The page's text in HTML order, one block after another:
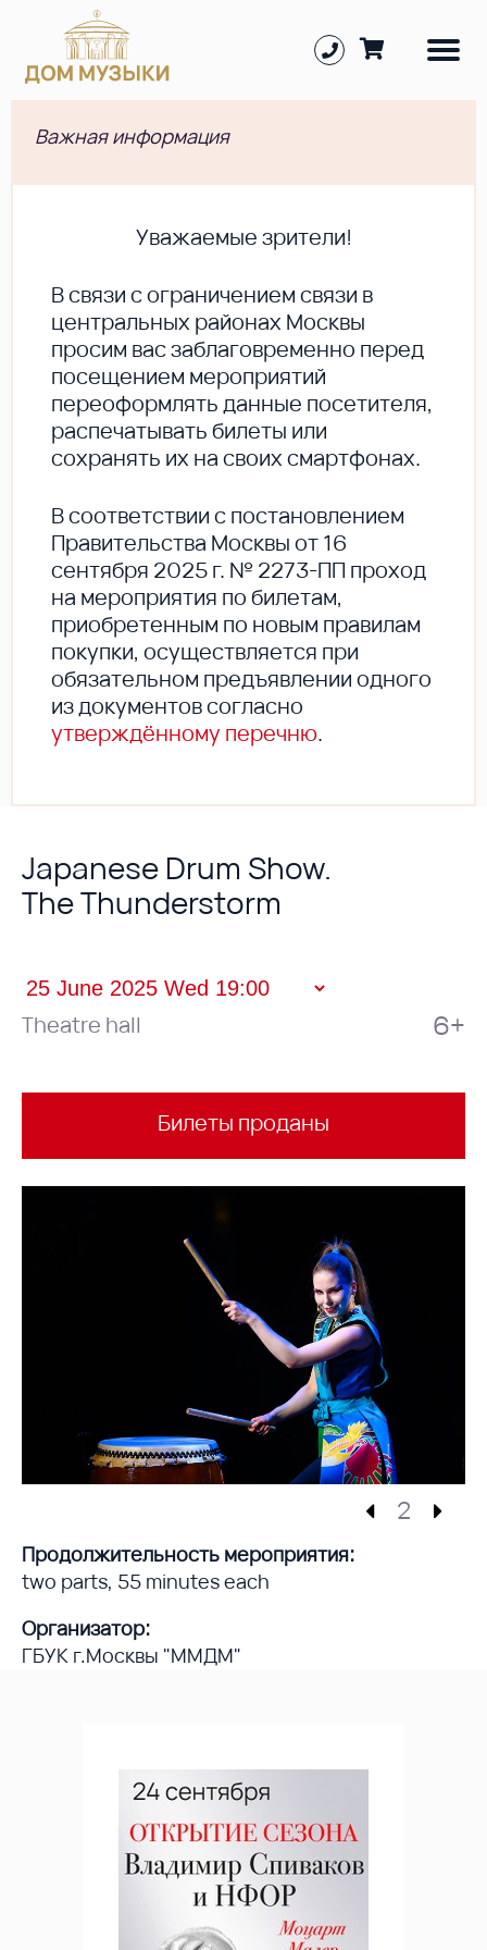
Важная информация
Уважаемые зрители!
В cвязи с ограничением связи в
центральных районах Москвы
просим вас заблаговременно перед
посещением мероприятий
переоформлять данные посетителя,
распечатывать билеты или
сохранять их на своих смартфонах.
В соответствии с постановлением
Правительства Москвы от 16
сентября 2025 г. № 2273-ПП проход
на мероприятия по билетам,
приобретенным по новым правилам
покупки, осуществляется при
обязательном предъявлении одного
из документов согласно
утверждённому перечню.
Japanese Drum Show.
The Thunderstorm
Theatre hall 6+
Билеты проданы
2
Продолжительность мероприятия:
two parts, 55 minutes each
Организатор:
ГБУК г.Москвы "ММДМ"